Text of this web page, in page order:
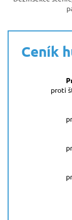
Ceník
proti